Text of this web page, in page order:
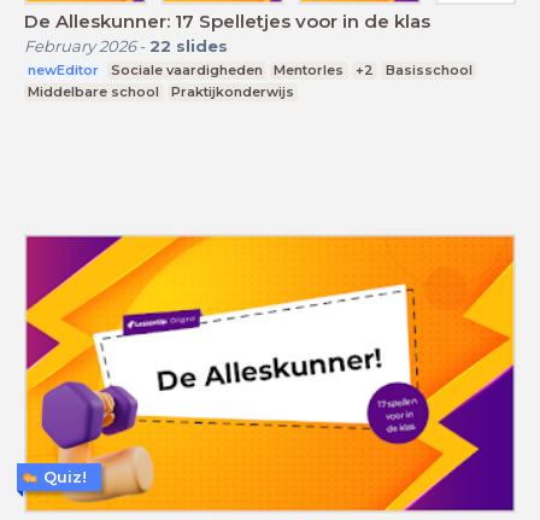
De Alleskunner: 17 Spelletjes voor in de klas
February 2026- 22 slides
newEditor Sociale vaardigheden Mentorles +2
Basisschool
Middelbare school
Praktijkonderwijs
Quiz!